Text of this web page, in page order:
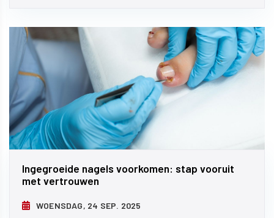
Ingegroeide nagels voorkomen: stap vooruit
met vertrouwen
WOENSDAG, 24 SEP. 2025